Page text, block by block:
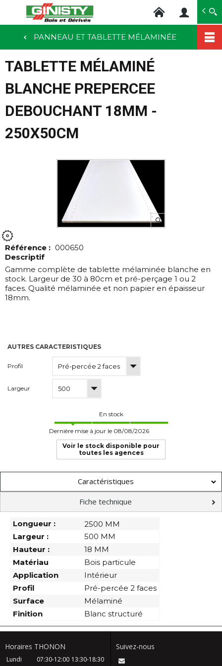
au
contenu
PANNEAU ET TABLETTE MÉLAMINÉE
TABLETTE MÉLAMINÉ
BLANCHE PREPERCEE
DEBOUCHANT 18MM -
250X50CM
Référence : 000650
Descriptif
Gamme complète de tablette mélaminée blanche en
stock. Largeur de 30 à 80cm et pré-perçage 1 ou 2
faces. Qualité mélaminée et non papier en épaisseur
18mm.
AUTRES CARACTERISTIQUES
Profil
Largeur
En stock
Dernière mise à jour le 08/08/2026
Voir le stock disponible pour
toutes les agences
Caractéristiques
Fiche technique
Longueur :
2500 MM
Largeur :
500 MM
Hauteur :
18 MM
Matériau
Bois particule
Application
Intérieur
Profil
Pré-percée 2 faces
Surface
Mélaminé
Finition
Blanc structuré
Horaires THONON
Lundi 07:30-12:00 13:30-18:30
Suivez-nous